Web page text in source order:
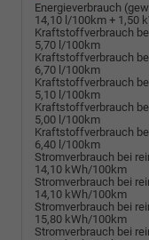
Energieverbrauch
14,10 l/100km + 1,50
Kraftstoffverbrauch
5,70 l/100km
Kraftstoffverbrauch
6,70 l/100km
Kraftstoffverbrauch
5,10 l/100km
Kraftstoffverbrauch
5,00 l/100km
Kraftstoffverbrauch
6,40 l/100km
Stromverbrauch bei
14,10 kWh/100km
Stromverbrauch bei
14,10 kWh/100km
Stromverbrauch bei
15,80 kWh/100km
Stromverbrauch bei